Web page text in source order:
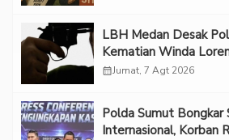
LBH Medan Desak
Kematian Winda
calendar_monthJumat, 7 Agt 2026
Polda Sumut Bongkar
Internasional, Korban